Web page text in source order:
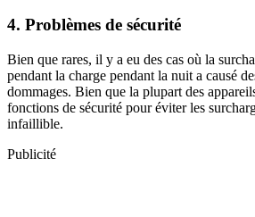
4. Problèmes de sécurité
Bien que rares, il y a eu des cas où la
pendant la charge pendant la nuit a causé
dommages. Bien que la plupart des
fonctions de sécurité pour éviter les
infaillible.
Publicité